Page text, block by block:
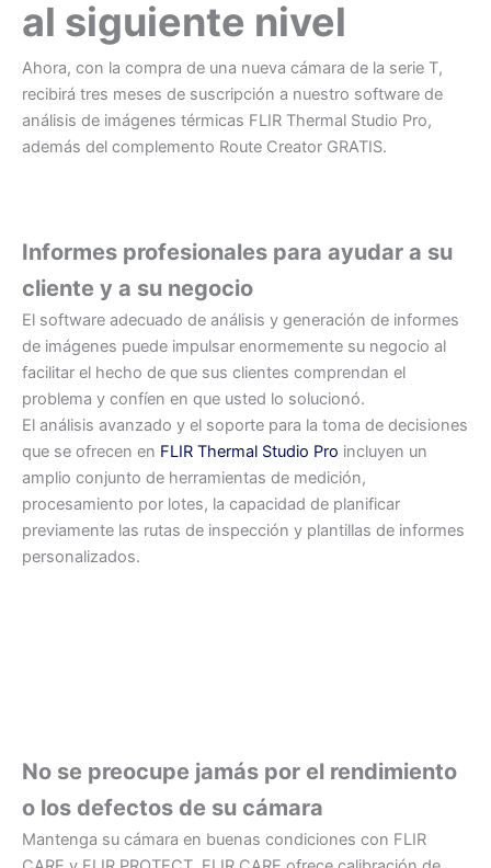
al siguiente nivel
Ahora, con la compra de una nueva cámara de la serie T,
recibirá tres meses de suscripción a nuestro software de
análisis de imágenes térmicas FLIR Thermal Studio Pro,
además del complemento Route Creator GRATIS.
Informes profesionales para ayudar a su
cliente y a su negocio
El software adecuado de análisis y generación de informes
de imágenes puede impulsar enormemente su negocio al
facilitar el hecho de que sus clientes comprendan el
problema y confíen en que usted lo solucionó.
El análisis avanzado y el soporte para la toma de decisiones
que se ofrecen en FLIR Thermal Studio Pro incluyen un
amplio conjunto de herramientas de medición,
procesamiento por lotes, la capacidad de planificar
previamente las rutas de inspección y plantillas de informes
personalizados.
No se preocupe jamás por el rendimiento
o los defectos de su cámara
Mantenga su cámara en buenas condiciones con FLIR